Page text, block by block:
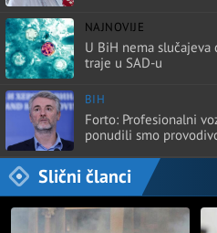
NAJNOVIJE
U BiH nema
traje u SAD-u
BIH
Forto: Profesionalni
ponudili smo
Slični članci